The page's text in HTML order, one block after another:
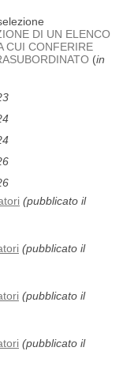
DI UN ELENCO
CUI CONFERIRE
(in
(pubblicato il
(pubblicato il
(pubblicato il
(pubblicato il